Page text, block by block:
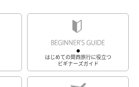
はじめての関西旅行に役立つ
ビギナーズガイド